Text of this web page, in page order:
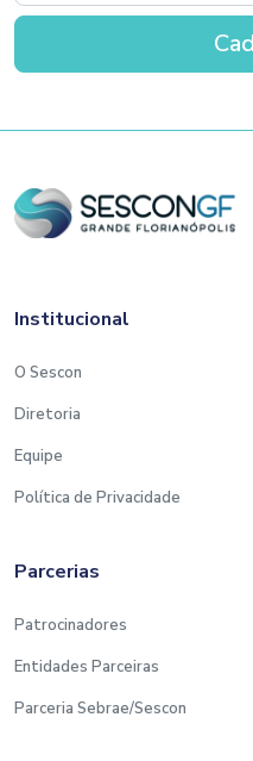
Institucional
O Sescon
Diretoria
Equipe
Política de Privacidade
Parcerias
Patrocinadores
Entidades Parceiras
Parceria Sebrae/Sescon